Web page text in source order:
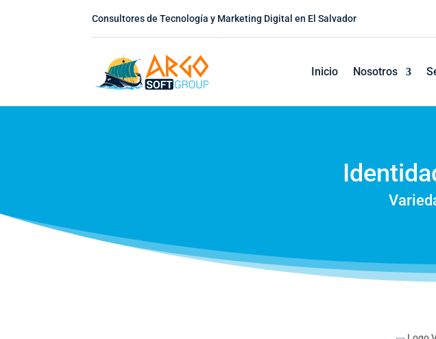
Consultores de Tecnología y Marketing Digital en El Salvador
Inicio Nosotros